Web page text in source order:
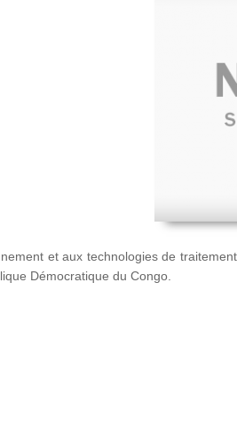
et aux technologies de
Démocratique du Congo.